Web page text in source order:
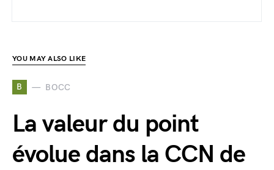
YOU MAY ALSO LIKE
B BOCC
La valeur du point
évolue dans la CCN de